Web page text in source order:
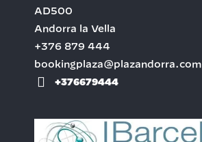
AD500
Andorra la Vella
+376 879 444
bookingplaza@plazandorra.com
+376679444